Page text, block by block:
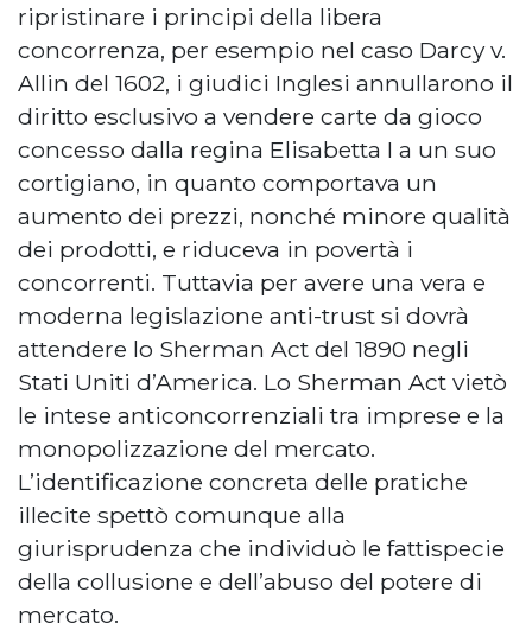
ripristinare i principi della libera
concorrenza, per esempio nel caso Darcy v.
Allin del 1602, i giudici Inglesi annullarono il
diritto esclusivo a vendere carte da gioco
concesso dalla regina Elisabetta I a un suo
cortigiano, in quanto comportava un
aumento dei prezzi, nonché minore qualità
dei prodotti, e riduceva in povertà i
concorrenti. Tuttavia per avere una vera e
moderna legislazione anti-trust si dovrà
attendere lo Sherman Act del 1890 negli
Stati Uniti d’America. Lo Sherman Act vietò
le intese anticoncorrenziali tra imprese e la
monopolizzazione del mercato.
L’identificazione concreta delle pratiche
illecite spettò comunque alla
giurisprudenza che individuò le fattispecie
della collusione e dell’abuso del potere di
mercato.